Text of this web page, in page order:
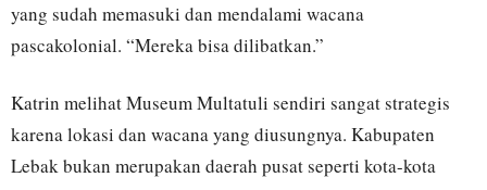
yang sudah memasuki dan mendalami wacana
pascakolonial. “Mereka bisa dilibatkan.”
Katrin melihat Museum Multatuli sendiri sangat strategis
karena lokasi dan wacana yang diusungnya. Kabupaten
Lebak bukan merupakan daerah pusat seperti kota-kota